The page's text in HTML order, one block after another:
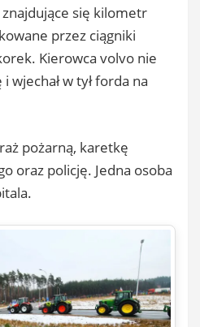
się kilometr
przez ciągniki
Kierowca volvo nie
wjechał w tył forda na
pożarną, karetkę
oraz policję. Jedna osoba